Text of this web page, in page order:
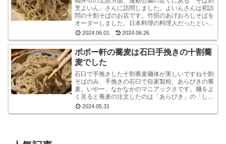
烹よいん」さんに訪問しました。よいんさんは初訪
問の十割そばのお店です。竹田のあげおろしそばを
オーダーしました。日本料理の料理人だったという
店主が蕎麦屋として運営されています。メニューは
蕎麦屋らし...
2024.06.01 2024.06.26
ポポー軒の蕎麦は石臼手挽きの十割蕎
麦でした
石臼で手挽きした十割蕎麦麺体が美しいですね十割
そばのみ、手挽きの石臼で自家製粉、あらびきの蕎
麦。いやー、なかなかのマニアックさです。麺をよ
く見ると蕎麦の注文したのは「あらびき」の「しょ
うゆおろし」と「塩おろし」の二種です。温かい蕎
麦も選べる...
2024.05.31